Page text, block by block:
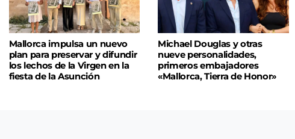
Mallorca impulsa un nuevo
plan para preservar y difundir
los lechos de la Virgen en la
fiesta de la Asunción
Michael Douglas y otras
nueve personalidades,
primeros embajadores
«Mallorca, Tierra de Honor»